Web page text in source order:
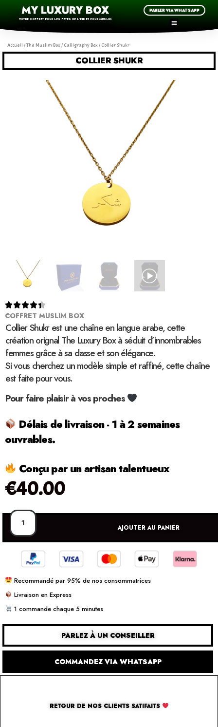
MY LUXURY BOX
VOTRE COFFRET POUR LES FETES DE L'EID ET POUR MUSLIM
PARLER VIA WHATSAPP
Accueil /The Muslim Box/ Calligraphy Box/ Collier Shukr
COLLIER SHUKR

COFFRET MUSLIM BOX
Collier Shukr est une chaîne en langue arabe, cette
création orignal The Luxury Box à séduit d’innombrables
femmes grâce à sa classe et son élégance.
Si vous cherchez un modèle simple et raffiné, cette chaîne
est faite pour vous.
Pour faire plaisir à vos proches
Délais de livraison - 1 à 2 semaines
ouvrables.
Conçu par un artisan talentueux
€40.00
AJOUTER AU PANIER
Recommandé par 95% de nos consommatrices
Livraison en Express
1 commande chaque 5 minutes
PARLEZ À UN CONSEILLER
COMMANDEZ VIA WHATSAPP
RETOUR DE NOS CLIENTS SATIFAITS